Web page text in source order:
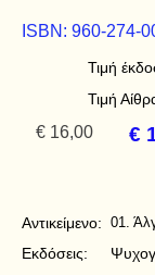
ISBN: 960-274-
Τιμή
Τιμή
€ 16,00 €
Αντικείμενο:
Εκδόσεις:
01.